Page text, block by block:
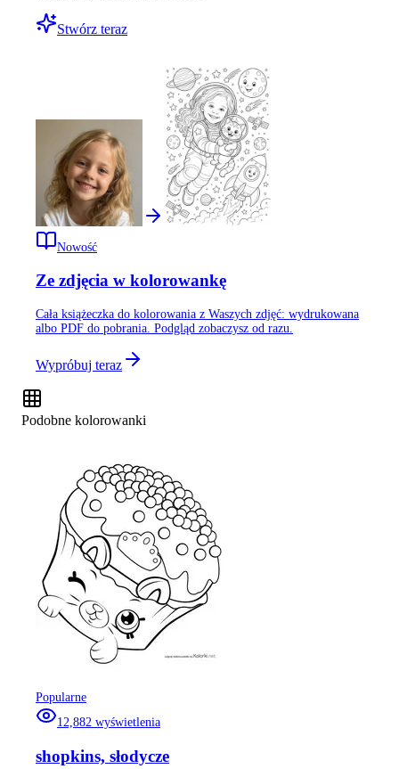
Stwórz teraz
Nowość
Ze zdjęcia w kolorowankę
Cała książeczka do kolorowania z Waszych zdjęć: wydrukowana
albo PDF do pobrania. Podgląd zobaczysz od razu.
Wypróbuj teraz
Podobne kolorowanki
Popularne
12,882 wyświetlenia
shopkins, słodycze